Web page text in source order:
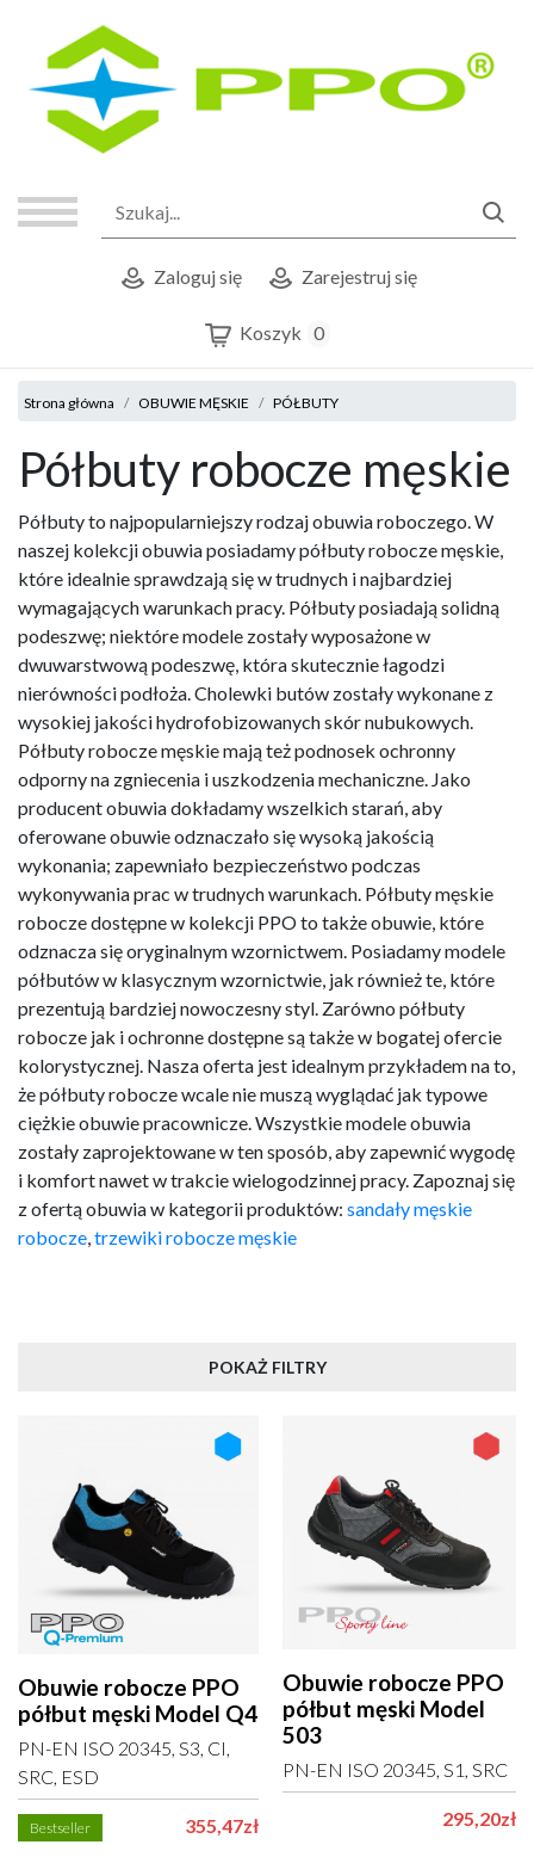
Zaloguj się Zarejestruj się
Koszyk 0
Strona główna OBUWIE MĘSKIE PÓŁBUTY
Półbuty robocze męskie
Półbuty to najpopularniejszy rodzaj obuwia roboczego. W
naszej kolekcji obuwia posiadamy półbuty robocze męskie,
które idealnie sprawdzają się w trudnych i najbardziej
wymagających warunkach pracy. Półbuty posiadają solidną
podeszwę; niektóre modele zostały wyposażone w
dwuwarstwową podeszwę, która skutecznie łagodzi
nierówności podłoża. Cholewki butów zostały wykonane z
wysokiej jakości hydrofobizowanych skór nubukowych.
Półbuty robocze męskie mają też podnosek ochronny
odporny na zgniecenia i uszkodzenia mechaniczne. Jako
producent obuwia dokładamy wszelkich starań, aby
oferowane obuwie odznaczało się wysoką jakością
wykonania; zapewniało bezpieczeństwo podczas
wykonywania prac w trudnych warunkach. Półbuty męskie
robocze dostępne w kolekcji PPO to także obuwie, które
odznacza się oryginalnym wzornictwem. Posiadamy modele
półbutów w klasycznym wzornictwie, jak również te, które
prezentują bardziej nowoczesny styl. Zarówno półbuty
robocze jak i ochronne dostępne są także w bogatej ofercie
kolorystycznej. Nasza oferta jest idealnym przykładem na to,
że półbuty robocze wcale nie muszą wyglądać jak typowe
ciężkie obuwie pracownicze. Wszystkie modele obuwia
zostały zaprojektowane w ten sposób, aby zapewnić wygodę
i komfort nawet w trakcie wielogodzinnej pracy. Zapoznaj się
z ofertą obuwia w kategorii produktów: sandały męskie
robocze trzewiki robocze męskie
POKAŻ FILTRY
Obuwie robocze PPO
półbut męski Model Q4
PN-EN ISO 20345, S3, CI,
SRC, ESD
Bestseller 355,47zł
Obuwie robocze PPO
półbut męski Model
503
PN-EN ISO 20345, S1, SRC
295,20zł